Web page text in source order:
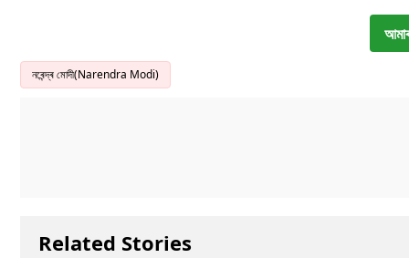
নৰেন্দ্ৰ মোদী(Narendra Modi)
Related Stories